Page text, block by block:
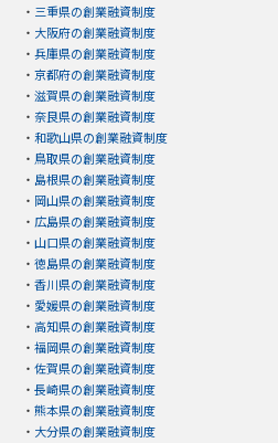
・ 三重県の創業融資制度
・ 大阪府の創業融資制度
・ 兵庫県の創業融資制度
・ 京都府の創業融資制度
・ 滋賀県の創業融資制度
・ 奈良県の創業融資制度
・ 和歌山県の創業融資制度
・ 鳥取県の創業融資制度
・ 島根県の創業融資制度
・ 岡山県の創業融資制度
・ 広島県の創業融資制度
・ 山口県の創業融資制度
・ 徳島県の創業融資制度
・ 香川県の創業融資制度
・ 愛媛県の創業融資制度
・ 高知県の創業融資制度
・ 福岡県の創業融資制度
・ 佐賀県の創業融資制度
・ 長崎県の創業融資制度
・ 熊本県の創業融資制度
・ 大分県の創業融資制度